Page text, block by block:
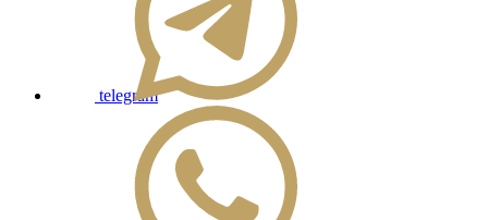
telegram